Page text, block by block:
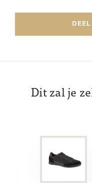
Dit zal je